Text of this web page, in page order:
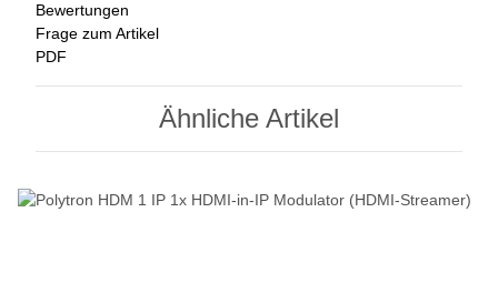
Bewertungen
Frage zum Artikel
PDF
Ähnliche Artikel